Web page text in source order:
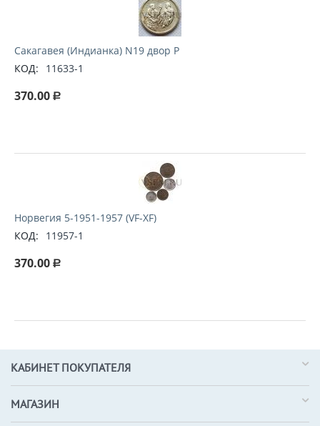
Сакагавея (Индианка) N19 двор P
КОД:
11633-1
370.00 Р
Норвегия 5-1951-1957 (VF-XF)
КОД:
11957-1
370.00 Р
КАБИНЕТ ПОКУПАТЕЛЯ
МАГАЗИН